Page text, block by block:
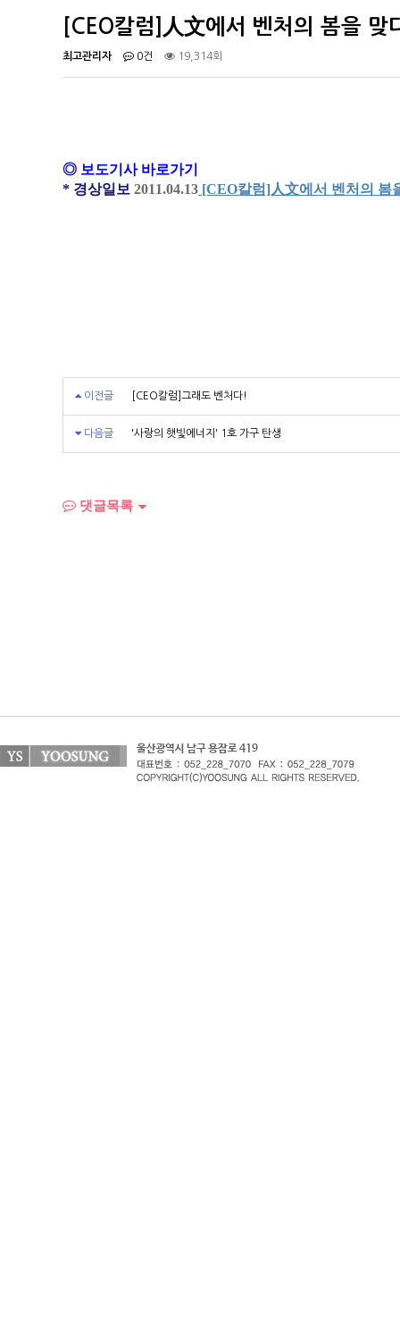
[CEO칼럼]人文에서 벤처의 봄을 맞
최고관리자 0건 19,314회
◎ 보도기사 바로가기
* 경상일보 2011.04.13 [CEO칼럼]人文에서 벤처의 봄
이전글 [CEO칼럼]그래도 벤처다!
다음글 '사랑의 햇빛에너지' 1호 가구 탄생
댓글목록